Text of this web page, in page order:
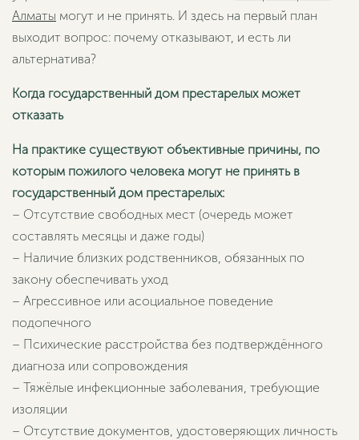
Алматы могут и не принять. И здесь на первый план
выходит вопрос: почему отказывают, и есть ли
альтернатива?
Когда государственный дом престарелых может
отказать
На практике существуют объективные причины, по
которым пожилого человека могут не принять в
государственный дом престарелых:
– Отсутствие свободных мест (очередь может
составлять месяцы и даже годы)
– Наличие близких родственников, обязанных по
закону обеспечивать уход
– Агрессивное или асоциальное поведение
подопечного
– Психические расстройства без подтверждённого
диагноза или сопровождения
– Тяжёлые инфекционные заболевания, требующие
изоляции
– Отсутствие документов, удостоверяющих личность